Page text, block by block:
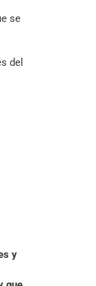
se
del
y